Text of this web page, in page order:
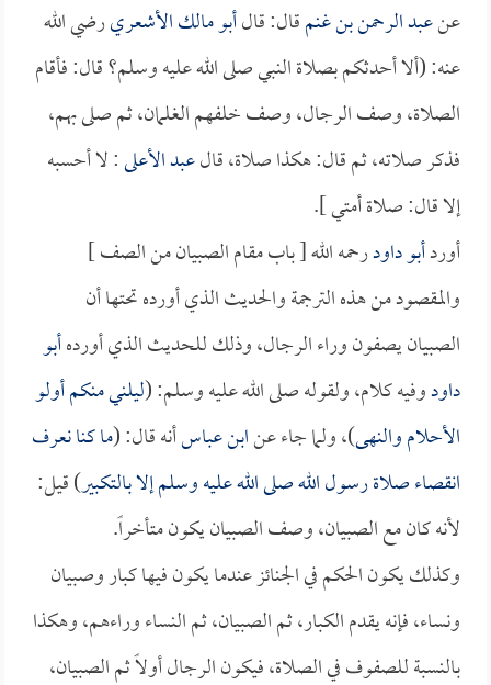
عنعبد الرحمن بن غنمقال: قالأبو مالك الأشعريرضي الله
عنه: (ألا أحدثكم بصلاة النبي صلى الله عليه وسلم؟ قال: فأقام
الصلاة، وصف الرجال، وصف خلفهم الغلمان، ثم صلى بهم،
فذكر صلاته، ثم قال: هكذا صلاة، قالعبد الأعلى: لا أحسبه
إلا قال: صلاة أمتي ].
أوردأبو داودرحمه الله [ باب مقام الصبيان من الصف ]
والمقصود من هذه الترجمة والحديث الذي أورده تحتها أن
الصبيان يصفون وراء الرجال، وذلك للحديث الذي أوردهأبو
داودوفيه كلام، ولقوله صلى الله عليه وسلم: (ليلني منكم أولو
الأحلام والنهى)، ولما جاء عنابن عباسأنه قال: (ما كنا نعرف
انقصاء صلاة رسول الله صلى الله عليه وسلم إلا بالتكبير) قيل:
لأنه كان مع الصبيان، وصف الصبيان يكون متأخراً.
وكذلك يكون الحكم في الجنائز عندما يكون فيها كبار وصبيان
ونساء، فإنه يقدم الكبار، ثم الصبيان، ثم النساء وراءهم، وهكذا
بالنسبة للصفوف في الصلاة، فيكون الرجال أولاً ثم الصبيان،